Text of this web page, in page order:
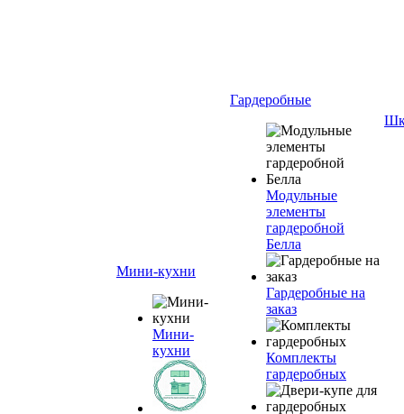
Мини-кухни
Мини-
кухни
Гардеробные
Модульные
элементы
гардеробной
Белла
Гардеробные на
заказ
Комплекты
гардеробных